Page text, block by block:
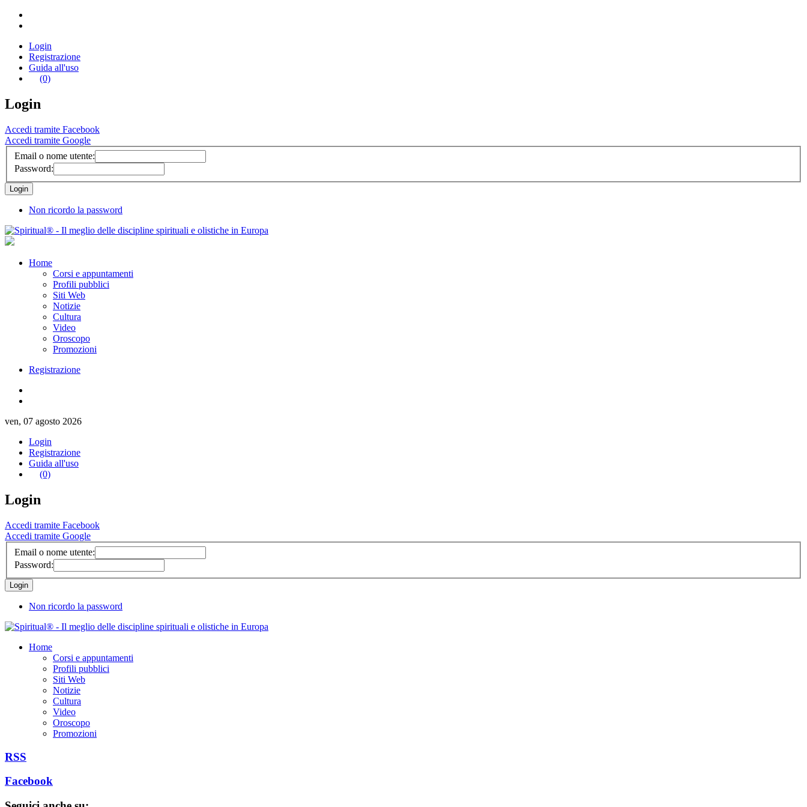
Login
Registrazione
Guida all'uso
(0)
Login
Accedi tramite Facebook
Accedi tramite Google
Email o nome utente:
Password:
Non ricordo la password
Home
Corsi e appuntamenti
Profili pubblici
Siti Web
Notizie
Cultura
Video
Oroscopo
Promozioni
Registrazione
ven, 07 agosto 2026
Login
Registrazione
Guida all'uso
(0)
Login
Accedi tramite Facebook
Accedi tramite Google
Email o nome utente:
Password:
Non ricordo la password
Home
Corsi e appuntamenti
Profili pubblici
Siti Web
Notizie
Cultura
Video
Oroscopo
Promozioni
RSS
Facebook